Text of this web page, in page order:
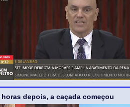
horas depois, a caçada começou